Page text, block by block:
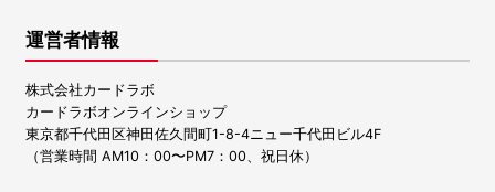
運営者情報
株式会社カードラボ
カードラボオンラインショップ
東京都千代田区神田佐久間町1-8-4ニュー千代田ビル4F
（営業時間 AM10：00〜PM7：00、祝日休）